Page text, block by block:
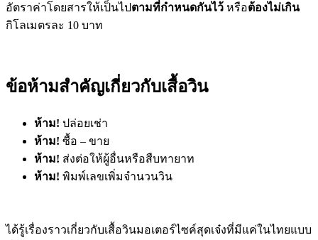
อัตราค่าโดยสารให้เป็นไปตามที่กำหนดกันไว้ หรือต้องไม่เกิน
กิโลเมตรละ 10 บาท
ข้อห้ามสำคัญเกี่ยวกับเสื้อวิน
ห้าม! ปล่อยเช่า
ห้าม! ซื้อ – ขาย
ห้าม! ส่งต่อให้ผู้อื่นหรือสืบทายาท
ห้าม! พิมพ์เลขเพิ่มจำนวนวิน
ได้รู้เรื่องราวเกี่ยวกับเสื้อวินมอเตอร์ไซค์สุดเจ๋งที่มีแค่ในไทยแบบ